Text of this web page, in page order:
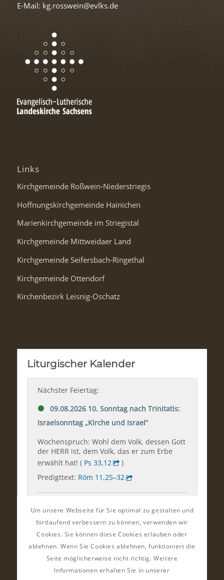
E-Mail: kg.rosswein@evlks.de
Links
Kirchgemeinde Roßwein-Niederstriegis
Hoffnungskirchgemeinde Hainichen
Marienkirchgemeinde im Striegistal
Kirchgemeinde Mittweidaer Land
Kirchgemeinde Seifersbach-Ringethal
Kirchgemeinde Ottendorf
Kirchenbezirk Leisnig-Oschatz
Um unsere Webseite für Sie optimal zu gestalten und
fortlaufend verbessern zu können, verwenden wir
Cookies. Sie können diese Cookies erlauben oder
ablehnen. Wenn Sie Cookies ablehnen, funktioniert die
Seite möglicherweise nicht richtig. Weitere
Informationen erhalten Sie in unserer